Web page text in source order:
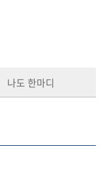
나도 한마디